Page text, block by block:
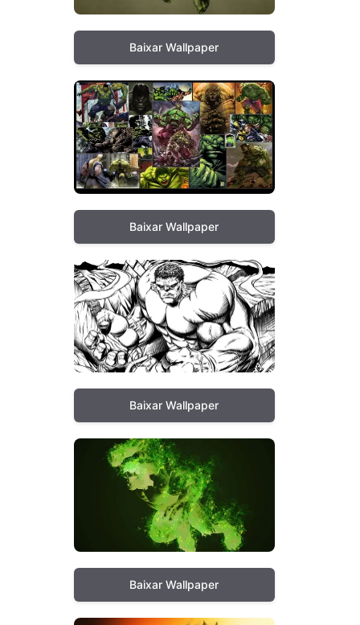
Baixar Wallpaper
Baixar Wallpaper
Baixar Wallpaper
Baixar Wallpaper